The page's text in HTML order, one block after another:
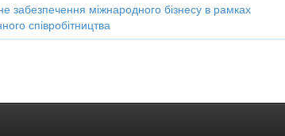
забезпечення міжнародного бізнесу в рамках
співробітництва